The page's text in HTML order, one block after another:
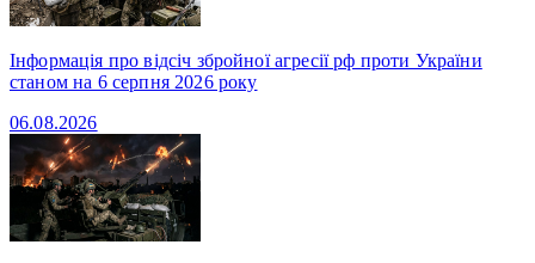
Інформація про відсіч збройної агресії рф проти України
станом на 6 серпня 2026 року
06.08.2026